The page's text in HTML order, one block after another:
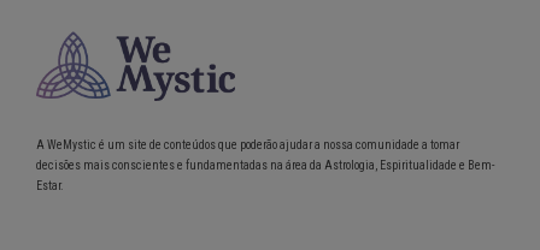
A WeMystic é um site de conteúdos que poderão ajudar a nossa comunidade a tomar
decisões mais conscientes e fundamentadas na área da Astrologia, Espiritualidade e Bem-
Estar.